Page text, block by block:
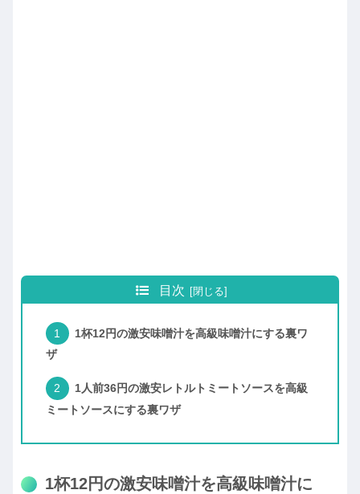
目次
1杯12円の激安味噌汁を高級味噌汁にする裏ワ
ザ
1人前36円の激安レトルトミートソースを高級
ミートソースにする裏ワザ
1杯12円の激安味噌汁を高級味噌汁に